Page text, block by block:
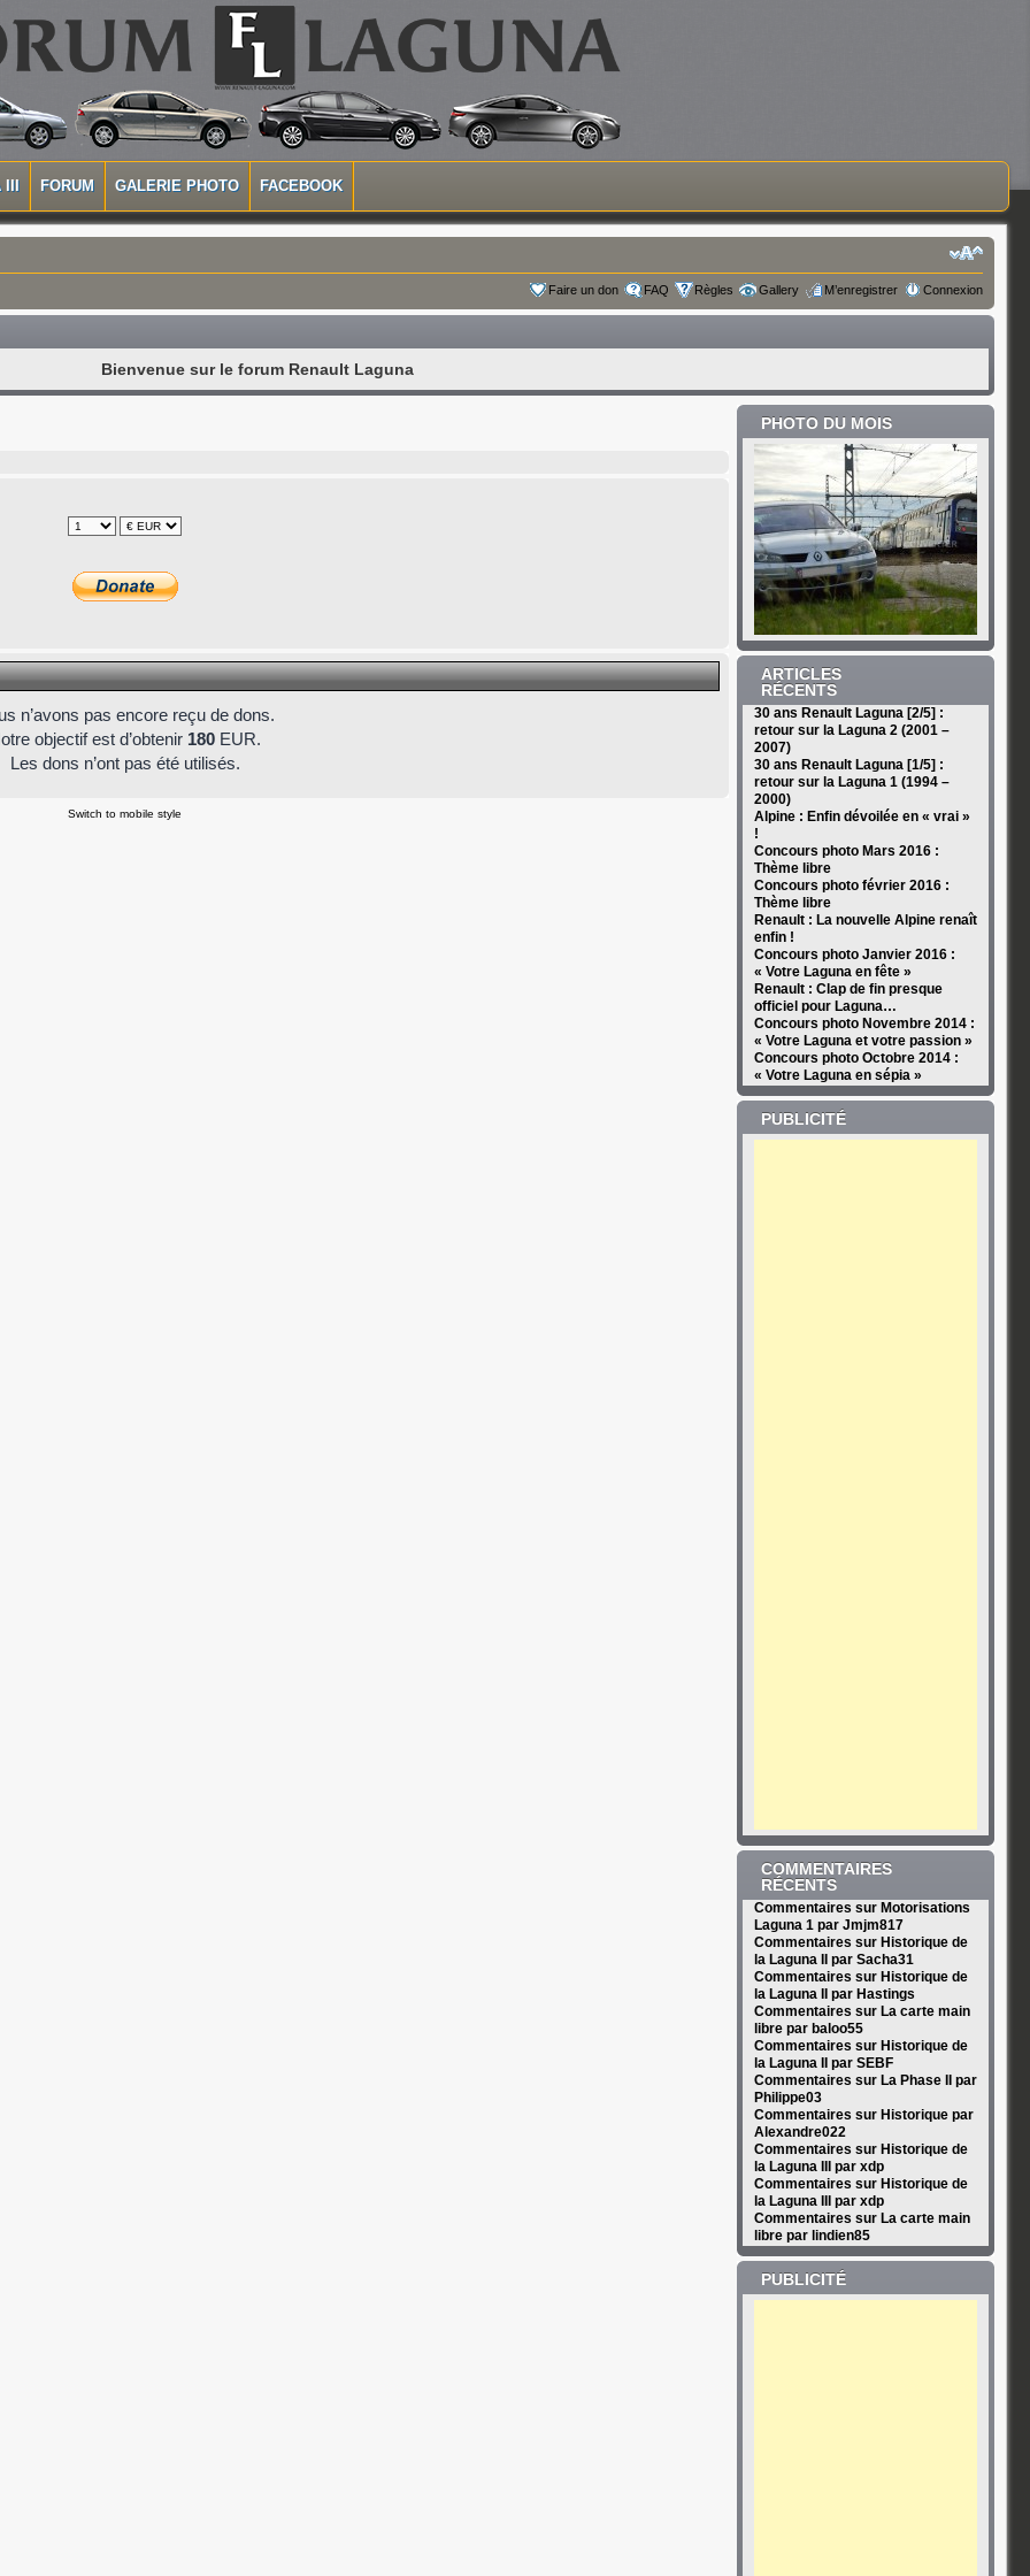
III FORUM GALERIE PHOTO FACEBOOK
Faire un don FAQ Règles Gallery M’enregistrer Connexion
Bienvenue sur le forum Renault Laguna
n’avons pas encore reçu de dons.
objectif est d’obtenir 180 EUR.
Les dons n’ont pas été utilisés.
Switch to mobile style
PHOTO DU MOIS
ARTICLES
RÉCENTS
30 ans Renault Laguna [2/5] :
retour sur la Laguna 2 (2001 –
2007)
30 ans Renault Laguna [1/5] :
retour sur la Laguna 1 (1994 –
2000)
Alpine : Enfin dévoilée en « vrai »
!
Concours photo Mars 2016 :
Thème libre
Concours photo février 2016 :
Thème libre
Renault : La nouvelle Alpine renaît
enfin !
Concours photo Janvier 2016 :
« Votre Laguna en fête »
Renault : Clap de fin presque
officiel pour Laguna…
Concours photo Novembre 2014 :
« Votre Laguna et votre passion »
Concours photo Octobre 2014 :
« Votre Laguna en sépia »
PUBLICITÉ
COMMENTAIRES
RÉCENTS
Commentaires sur Motorisations
Laguna 1 par Jmjm817
Commentaires sur Historique de
la Laguna II par Sacha31
Commentaires sur Historique de
la Laguna II par Hastings
Commentaires sur La carte main
libre par baloo55
Commentaires sur Historique de
la Laguna II par SEBF
Commentaires sur La Phase II par
Philippe03
Commentaires sur Historique par
Alexandre022
Commentaires sur Historique de
la Laguna III par xdp
Commentaires sur Historique de
la Laguna III par xdp
Commentaires sur La carte main
libre par lindien85
PUBLICITÉ